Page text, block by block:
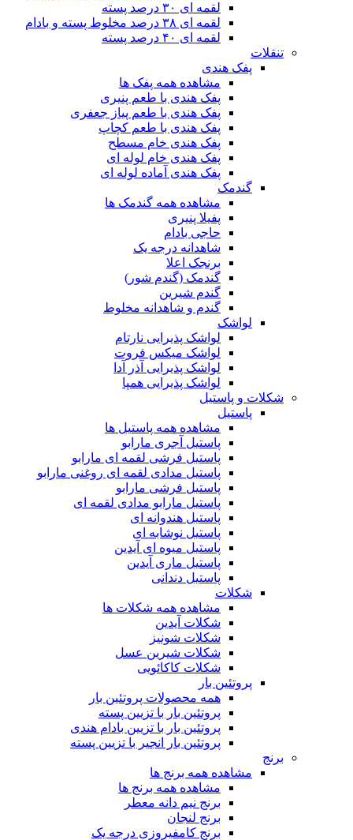
لقمه ای ۳۰ درصد پسته
لقمه ای ۳۸ درصد مخلوط پسته و بادام
لقمه ای ۴۰ درصد پسته
تنقلات
پفک هندی
مشاهده همه پفک ها
پفک هندی با طعم پنیری
پفک هندی با طعم پیاز جعفری
پفک هندی با طعم کچاپ
پفک هندی خام مسطح
پفک هندی خام لوله ای
پفک هندی آماده لوله ای
گندمک
مشاهده همه گندمک ها
پفیلا پنیری
حاجی بادام
شاهدانه درجه یک
برنجک اعلا
گندمک (گندم شور)
گندم شیرین
گندم و شاهدانه مخلوط
لواشک
لواشک پذیرایی نارتام
لواشک میکس فروت
لواشک پذیرایی آذر آدا
لواشک پذیرایی همپا
شکلات و پاستیل
پاستیل
مشاهده همه پاستیل ها
پاستیل آجری مارابو
پاستیل فرشی لقمه ای مارابو
پاستیل مدادی لقمه ای روغنی مارابو
پاستیل فرشی مارابو
پاستیل مارابو مدادی لقمه ای
پاستیل هندوانه ای
پاستیل نوشابه ای
پاستیل میوه ای آیدین
پاستیل ماری آیدین
پاستیل دندانی
شکلات
مشاهده همه شکلات ها
شکلات آیدین
شکلات شونیز
شکلات شیرین عسل
شکلات کاکائویی
پروتئین بار
همه محصولات پروتئین بار
پروتئین بار با تزیین پسته
پروتئین بار با تزیین بادام هندی
پروتئین بار انجیر با تزیین پسته
برنج
مشاهده همه برنج ها
مشاهده همه برنج ها
برنج نیم دانه معطر
برنج لنجان
برنج کامفیروزی درجه یک